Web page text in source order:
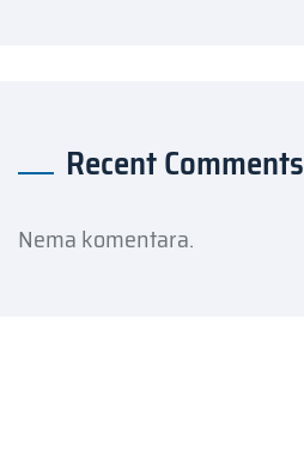
Recent Comments
Nema komentara.